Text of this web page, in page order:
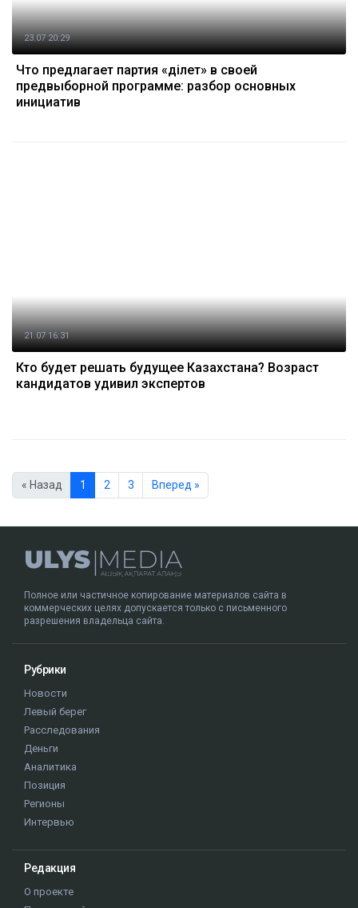
23.07 20:29
Что предлагает партия «Әділет» в своей
предвыборной программе: разбор основных
инициатив
21.07 16:31
Кто будет решать будущее Казахстана? Возраст
кандидатов удивил экспертов
« Назад 1 2 3 Вперед »
Полное или частичное копирование материалов сайта в
коммерческих целях допускается только с письменного
разрешения владельца сайта.
Рубрики
Новости
Левый берег
Расследования
Деньги
Аналитика
Позиция
Регионы
Интервью
Редакция
О проекте